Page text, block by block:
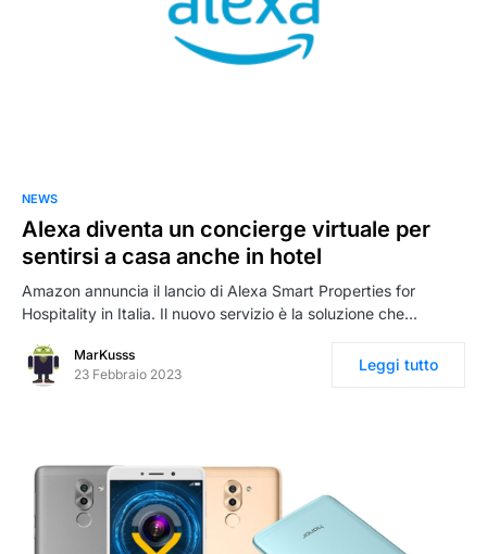
NEWS
Alexa diventa un concierge virtuale per
sentirsi a casa anche in hotel
Amazon annuncia il lancio di Alexa Smart Properties for
Hospitality in Italia. Il nuovo servizio è la soluzione che…
MarKusss
23 Febbraio 2023
Leggi tutto